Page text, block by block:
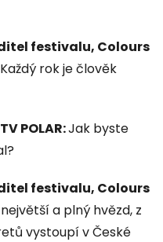
festivalu, Colours
rok je člověk
POLAR:Jak byste
festivalu, Colours
a plný hvězd, z
vystoupí v České